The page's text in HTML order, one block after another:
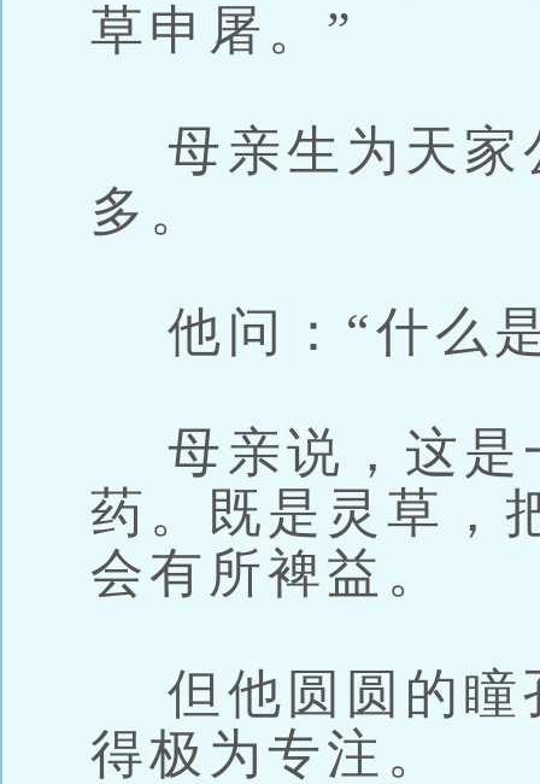
草申屠。”
母亲生为天家
多。
他问：“什么
母亲说，这是
药。既是灵草，
会有所裨益。
但他圆圆的瞳
得极为专注。